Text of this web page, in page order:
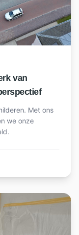
van
Met ons
we onze